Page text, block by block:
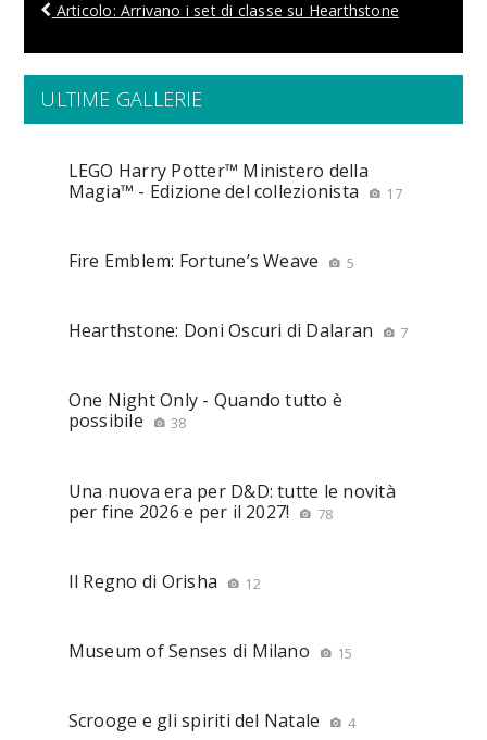
Articolo: Arrivano i set di classe su Hearthstone
ULTIME GALLERIE
LEGO Harry Potter™ Ministero della
Magia™ - Edizione del collezionista
17
Fire Emblem: Fortune’s Weave 5
Hearthstone: Doni Oscuri di Dalaran 7
One Night Only - Quando tutto è
possibile
38
Una nuova era per D&D: tutte le novità
per fine 2026 e per il 2027!
78
Il Regno di Orisha 12
Museum of Senses di Milano 15
Scrooge e gli spiriti del Natale 4